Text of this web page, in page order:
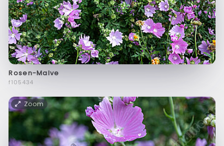
Rosen-Malve
f105434
Zoom